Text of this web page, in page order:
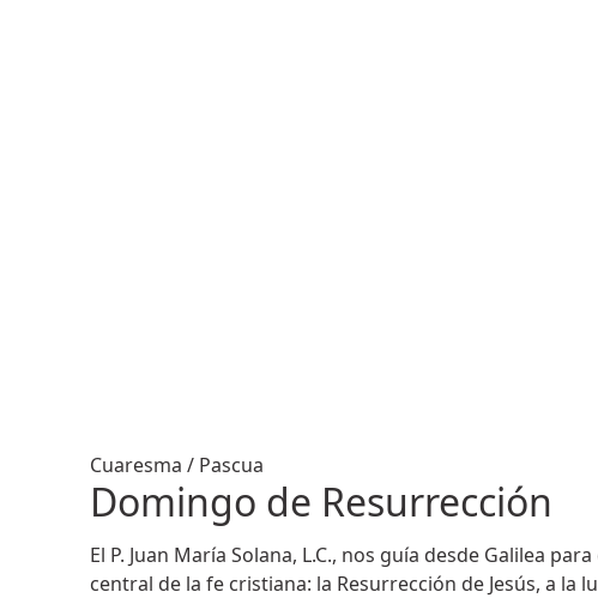
Cuaresma / Pascua
Domingo de Resurrección
El P. Juan María Solana, L.C., nos guía desde Galilea
central de la fe cristiana: la Resurrección de Jesús, a la